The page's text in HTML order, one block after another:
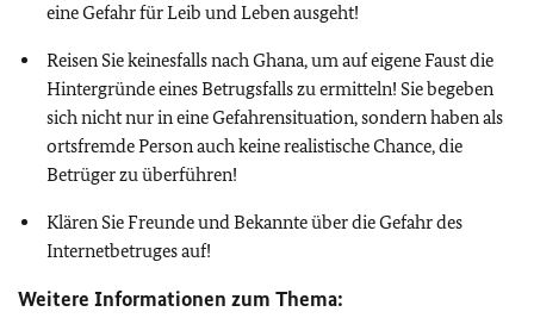
eine Gefahr für Leib und Leben ausgeht!
Reisen Sie keinesfalls nach Ghana, um auf eigene Faust die
Hintergründe eines Betrugsfalls zu ermitteln! Sie begeben
sich nicht nur in eine Gefahrensituation, sondern haben als
ortsfremde Person auch keine realistische Chance, die
Betrüger zu überführen!
Klären Sie Freunde und Bekannte über die Gefahr des
Internetbetruges auf!
Weitere Informationen zum Thema: